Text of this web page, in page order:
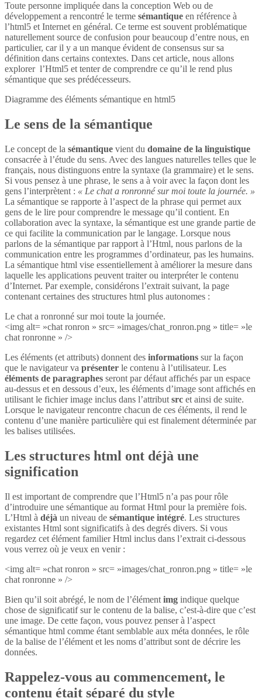
Toute personne impliquée dans la conception Web ou de
développement a rencontré le terme sémantique en référence à
l’html5 et Internet en général. Ce terme est souvent problématique
naturellement source de confusion pour beaucoup d’entre nous, en
particulier, car il y a un manque évident de consensus sur sa
définition dans certains contextes. Dans cet article, nous allons
explorer l’Html5 et tenter de comprendre ce qu’il le rend plus
sémantique que ses prédécesseurs.
Diagramme des éléments sémantique en html5
Le sens de la sémantique
Le concept de la sémantique vient du domaine de la linguistique
consacrée à l’étude du sens. Avec des langues naturelles telles que le
français, nous distinguons entre la syntaxe (la grammaire) et le sens.
Si vous pensez à une phrase, le sens a à voir avec la façon dont les
gens l’interprètent : « Le chat a ronronné sur moi toute la journée. »
La sémantique se rapporte à l’aspect de la phrase qui permet aux
gens de le lire pour comprendre le message qu’il contient. En
collaboration avec la syntaxe, la sémantique est une grande partie de
ce qui facilite la communication par le langage. Lorsque nous
parlons de la sémantique par rapport à l’Html, nous parlons de la
communication entre les programmes d’ordinateur, pas les humains.
La sémantique html vise essentiellement à améliorer la mesure dans
laquelle les applications peuvent traiter ou interpréter le contenu
d’Internet. Par exemple, considérons l’extrait suivant, la page
contenant certaines des structures html plus autonomes :
Le chat a ronronné sur moi toute la journée.
<img alt= »chat ronron » src= »images/chat_ronron.png » title= »le
chat ronronne » />
Les éléments (et attributs) donnent des informations sur la façon
que le navigateur va présenter le contenu à l’utilisateur. Les
éléments de paragraphes seront par défaut affichés par un espace
au-dessus et en dessous d’eux, les éléments d’image sont affichés en
utilisant le fichier image inclus dans l’attribut src et ainsi de suite.
Lorsque le navigateur rencontre chacun de ces éléments, il rend le
contenu d’une manière particulière qui est finalement déterminée par
les balises utilisées.
Les structures html ont déjà une
signification
Il est important de comprendre que l’Html5 n’a pas pour rôle
d’introduire une sémantique au format Html pour la première fois.
L’Html à déjà un niveau de sémantique intégré. Les structures
existantes Html sont significatifs à des degrés divers. Si vous
regardez cet élément familier Html inclus dans l’extrait ci-dessous
vous verrez où je veux en venir :
<img alt= »chat ronron » src= »images/chat_ronron.png » title= »le
chat ronronne » />
Bien qu’il soit abrégé, le nom de l’élément img indique quelque
chose de significatif sur le contenu de la balise, c’est-à-dire que c’est
une image. De cette façon, vous pouvez penser à l’aspect
sémantique html comme étant semblable aux méta données, le rôle
de la balise de l’élément et les noms d’attribut sont de décrire les
données.
Rappelez-vous au commencement, le
contenu était séparé du style